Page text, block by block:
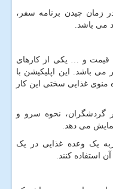
زمان چیدن برنامه سفر،
می باشد.
قیمت و … یکی از کارهای
باشد. این اپلیکیشن با
غذایی سختی این کار
گردشگران، نحوه سرو و
می دهد.
یک وعده غذایی در یک
استفاده کنند.